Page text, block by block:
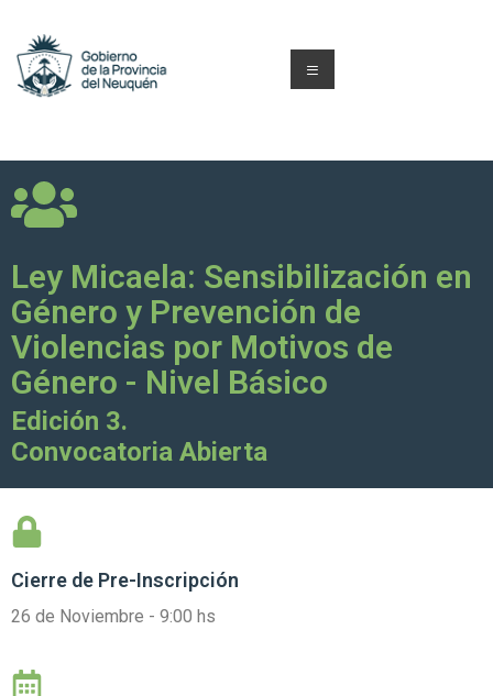
Ley Micaela: Sensibilización en
Género y Prevención de
Violencias por Motivos de
Género - Nivel Básico
Edición 3.
Convocatoria Abierta
Cierre de Pre-Inscripción
26 de Noviembre - 9:00 hs